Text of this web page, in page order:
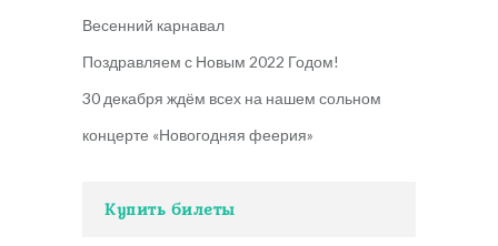
Весенний карнавал
Поздравляем с Новым 2022 Годом!
30 декабря ждём всех на нашем сольном
концерте «Новогодняя феерия»
Купить билеты